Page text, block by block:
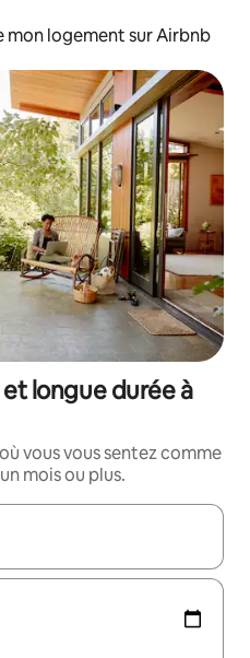
mon logement sur Airbnb
longue durée à
vous vous sentez comme
mois ou plus.
utilisez les flèches vers le